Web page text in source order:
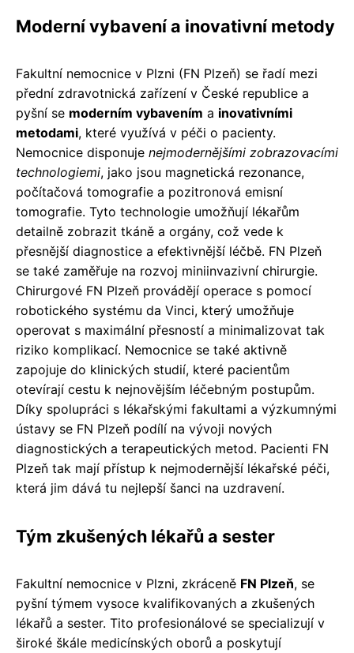
Moderní vybavení a inovativní metody
Fakultní nemocnice v Plzni (FN Plzeň) se řadí mezi
přední zdravotnická zařízení v České republice a
pyšní se moderním vybavením a inovativními
metodami, které využívá v péči o pacienty.
Nemocnice disponuje nejmodernějšími zobrazovacími
technologiemi, jako jsou magnetická rezonance,
počítačová tomografie a pozitronová emisní
tomografie. Tyto technologie umožňují lékařům
detailně zobrazit tkáně a orgány, což vede k
přesnější diagnostice a efektivnější léčbě. FN Plzeň
se také zaměřuje na rozvoj miniinvazivní chirurgie.
Chirurgové FN Plzeň provádějí operace s pomocí
robotického systému da Vinci, který umožňuje
operovat s maximální přesností a minimalizovat tak
riziko komplikací. Nemocnice se také aktivně
zapojuje do klinických studií, které pacientům
otevírají cestu k nejnovějším léčebným postupům.
Díky spolupráci s lékařskými fakultami a výzkumnými
ústavy se FN Plzeň podílí na vývoji nových
diagnostických a terapeutických metod. Pacienti FN
Plzeň tak mají přístup k nejmodernější lékařské péči,
která jim dává tu nejlepší šanci na uzdravení.
Tým zkušených lékařů a sester
Fakultní nemocnice v Plzni, zkráceně FN Plzeň, se
pyšní týmem vysoce kvalifikovaných a zkušených
lékařů a sester. Tito profesionálové se specializují v
široké škále medicínských oborů a poskytují